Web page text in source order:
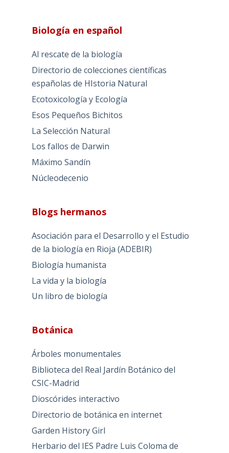
Biología en español
Al rescate de la biología
Directorio de colecciones científicas
españolas de HIstoria Natural
Ecotoxicología y Ecología
Esos Pequeños Bichitos
La Selección Natural
Los fallos de Darwin
Máximo Sandín
Núcleodecenio
Blogs hermanos
Asociación para el Desarrollo y el Estudio
de la biología en Rioja (ADEBIR)
Biología humanista
La vida y la biología
Un libro de biología
Botánica
Árboles monumentales
Biblioteca del Real Jardín Botánico del
CSIC-Madrid
Dioscórides interactivo
Directorio de botánica en internet
Garden History Girl
Herbario del IES Padre Luis Coloma de